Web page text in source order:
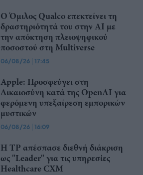
Ο Όμιλος Qualco επεκτείνει τη
δραστηριότητά του στην ΑΙ με
την απόκτηση πλειοψηφικού
ποσοστού στη Multiverse
06/08/26 | 17:45
Apple: Προσφεύγει στη
Δικαιοσύνη κατά της OpenAI για
φερόμενη υπεξαίρεση εμπορικών
μυστικών
06/08/26 | 16:09
Η TP απέσπασε διεθνή διάκριση
ως "Leader" για τις υπηρεσίες
Healthcare CXM